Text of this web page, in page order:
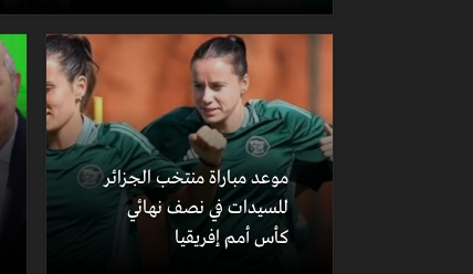
موعد مباراة منتخب الجزائر
للسيدات في نصف نهائي
كأس أمم إفريقيا